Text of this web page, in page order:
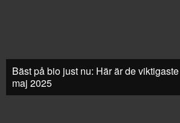
Bäst på bio just nu: Här är de
maj 2025